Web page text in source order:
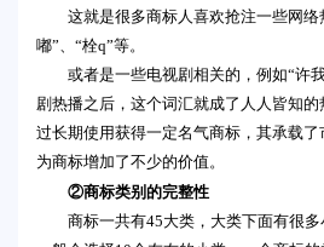
这就是很多商标人喜欢抢注一些网络
嘟”、“栓q”等。
或者是一些电视剧相关的，例如“许
剧热播之后，这个词汇就成了人人皆知
过长期使用获得一定名气商标，其承载
为商标增加了不少的价值。
②商标类别的完整性
商标一共有45大类，大类下面有很